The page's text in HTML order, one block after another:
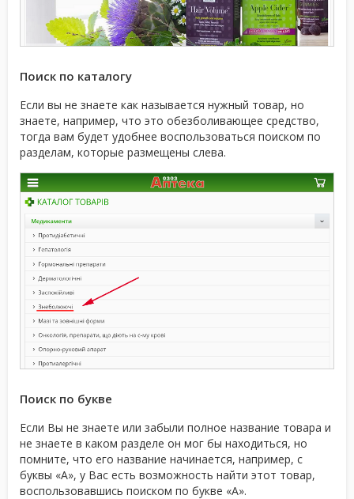
Поиск по каталогу
Если вы не знаете как называется нужный товар, но
знаете, например, что это обезболивающее средство,
тогда вам будет удобнее воспользоваться поиском по
разделам, которые размещены слева.
Поиск по букве
Если Вы не знаете или забыли полное название товара и
не знаете в каком разделе он мог бы находиться, но
помните, что его название начинается, например, с
буквы «А», у Вас есть возможность найти этот товар,
воспользовавшись поиском по букве «А».